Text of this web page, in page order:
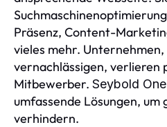
Präsenz, Content-
vieles mehr.
vernachlässigen, verlieren
Mitbewerber. Seybold
umfassende Lösungen, um
verhindern.